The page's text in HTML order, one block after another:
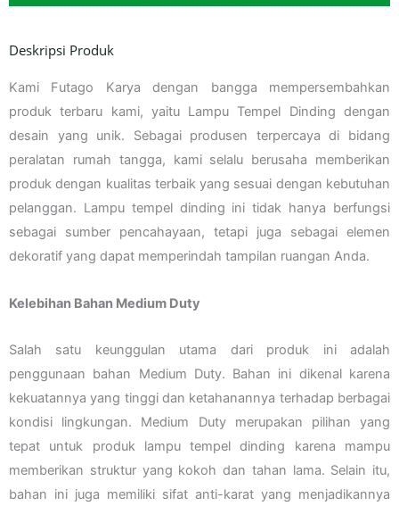
Deskripsi Produk
Kami Futago Karya dengan bangga mempersembahkan
produk terbaru kami, yaitu Lampu Tempel Dinding dengan
desain yang unik. Sebagai produsen terpercaya di bidang
peralatan rumah tangga, kami selalu berusaha memberikan
produk dengan kualitas terbaik yang sesuai dengan kebutuhan
pelanggan. Lampu tempel dinding ini tidak hanya berfungsi
sebagai sumber pencahayaan, tetapi juga sebagai elemen
dekoratif yang dapat memperindah tampilan ruangan Anda.
Kelebihan Bahan Medium Duty
Salah satu keunggulan utama dari produk ini adalah
penggunaan bahan Medium Duty. Bahan ini dikenal karena
kekuatannya yang tinggi dan ketahanannya terhadap berbagai
kondisi lingkungan. Medium Duty merupakan pilihan yang
tepat untuk produk lampu tempel dinding karena mampu
memberikan struktur yang kokoh dan tahan lama. Selain itu,
bahan ini juga memiliki sifat anti-karat yang menjadikannya